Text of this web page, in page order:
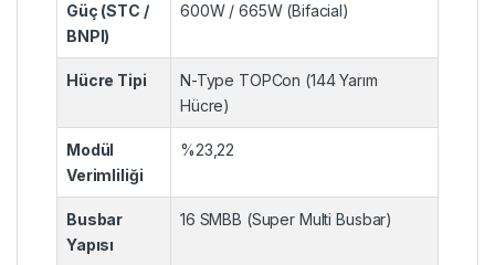
Güç (STC /
BNPI)
600W / 665W (Bifacial)
Hücre Tipi
N-Type TOPCon (144 Yarım
Hücre)
Modül
Verimliliği
%23,22
Busbar
Yapısı
16 SMBB (Super Multi Busbar)